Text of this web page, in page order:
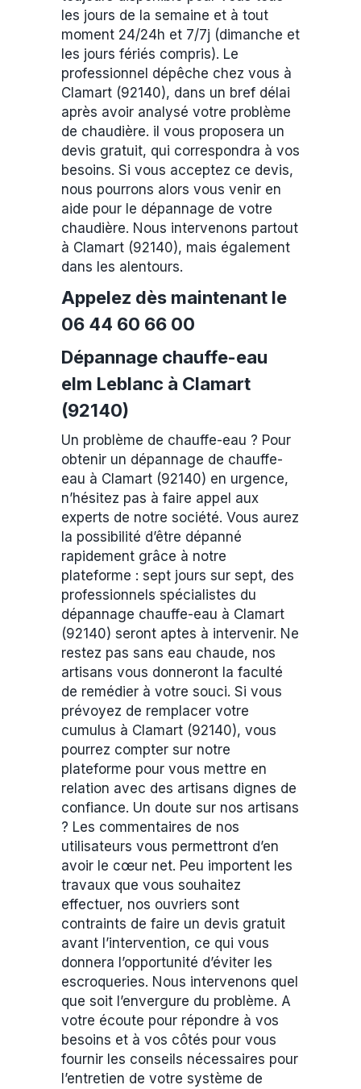
les jours de la semaine et à tout
moment 24/24h et 7/7j (dimanche et
les jours fériés compris). Le
professionnel dépêche chez vous à
Clamart (92140), dans un bref délai
après avoir analysé votre problème
de chaudière. il vous proposera un
devis gratuit, qui correspondra à vos
besoins. Si vous acceptez ce devis,
nous pourrons alors vous venir en
aide pour le dépannage de votre
chaudière. Nous intervenons partout
à Clamart (92140), mais également
dans les alentours.
Appelez dès maintenant le
06 44 60 66 00
Dépannage chauffe-eau
elm Leblanc à Clamart
(92140)
Un problème de chauffe-eau ? Pour
obtenir un dépannage de chauffe-
eau à Clamart (92140) en urgence,
n’hésitez pas à faire appel aux
experts de notre société. Vous aurez
la possibilité d’être dépanné
rapidement grâce à notre
plateforme : sept jours sur sept, des
professionnels spécialistes du
dépannage chauffe-eau à Clamart
(92140) seront aptes à intervenir. Ne
restez pas sans eau chaude, nos
artisans vous donneront la faculté
de remédier à votre souci. Si vous
prévoyez de remplacer votre
cumulus à Clamart (92140), vous
pourrez compter sur notre
plateforme pour vous mettre en
relation avec des artisans dignes de
confiance. Un doute sur nos artisans
? Les commentaires de nos
utilisateurs vous permettront d’en
avoir le cœur net. Peu importent les
travaux que vous souhaitez
effectuer, nos ouvriers sont
contraints de faire un devis gratuit
avant l’intervention, ce qui vous
donnera l’opportunité d’éviter les
escroqueries. Nous intervenons quel
que soit l’envergure du problème. A
votre écoute pour répondre à vos
besoins et à vos côtés pour vous
fournir les conseils nécessaires pour
l’entretien de votre système de